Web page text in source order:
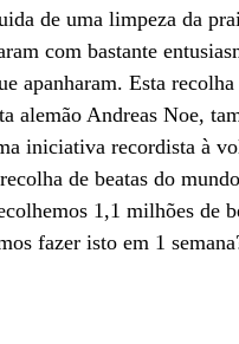
de uma limpeza da
com bastante
apanharam. Esta
alemão Andreas Noe,
iniciativa recordista à
de beatas do
1,1 milhões de
fazer isto em 1